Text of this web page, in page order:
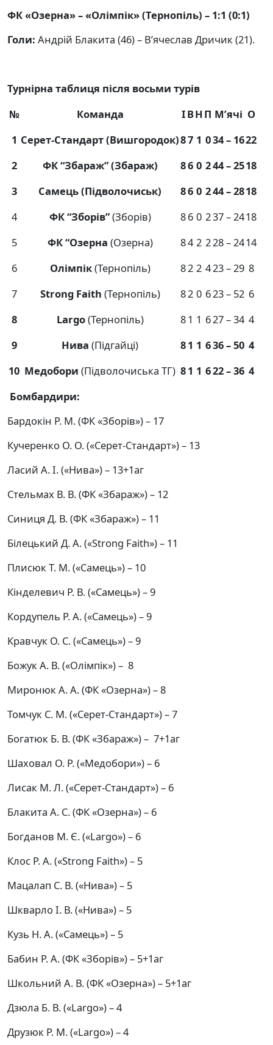
ФК «Озерна» – «Олімпік» (Тернопіль) – 1:1 (0:1)
Голи: Андрій Блакита (46) – В’ячеслав Дричик (21).
Турнірна таблиця після восьми турів
№
Команда ІВНП М’ячі О
1 Серет-Стандарт (Вишгородок)87 1 034 – 1622
2
ФК “Збараж” (Збараж) 86 0 244 – 2518
3
Самець (Підволочиськ) 86 0 244 – 2818
4
ФК “Зборів”(Зборів) 86 0 237 – 2418
5
ФК “Озерна (Озерна) 84 2 228 – 2414
6
Олімпік(Тернопіль) 82 2 423 – 29 8
7
Strong Faith (Тернопіль) 82 0 623 – 52 6
8
Largo(Тернопіль) 81 1 627 – 34 4
9
Нива (Підгайці) 81 1 636 – 50 4
10 Медобори (Підволочиська ТГ) 81 1 622 – 36 4
Бомбардири:
Бардокін Р. М. (ФК «Зборів») – 17
Кучеренко О. О. («Серет-Стандарт») – 13
Ласий А. І. («Нива») – 13+1аг
Стельмах В. В. (ФК «Збараж») – 12
Синиця Д. В. (ФК «Збараж») – 11
Білецький Д. А. («Strong Faith») – 11
Плисюк Т. М. («Самець») – 10
Кінделевич Р. В. («Самець») – 9
Кордупель Р. А. («Самець») – 9
Кравчук О. С. («Самець») – 9
Божук А. В. («Олімпік») – 8
Миронюк А. А. (ФК «Озерна») – 8
Томчук С. М. («Серет-Стандарт») – 7
Богатюк Б. В. (ФК «Збараж») – 7+1аг
Шаховал О. Р. («Медобори») – 6
Лисак М. Л. («Серет-Стандарт») – 6
Блакита А. С. (ФК «Озерна») – 6
Богданов М. Є. («Largo») – 6
Клос Р. А. («Strong Faith») – 5
Мацалап С. В. («Нива») – 5
Шкварло І. В. («Нива») – 5
Кузь Н. А. («Самець») – 5
Бабин Р. А. (ФК «Зборів») – 5+1аг
Школьний А. В. (ФК «Озерна») – 5+1аг
Дзюла Б. В. («Largo») – 4
Друзюк Р. М. («Largo») – 4